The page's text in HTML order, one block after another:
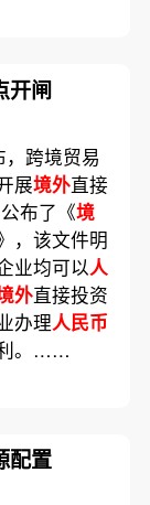
开闸
跨境贸易
展境外直接
布了《境
，该文件明
业均可以人
外直接投资
办理人民币
利。……
配置